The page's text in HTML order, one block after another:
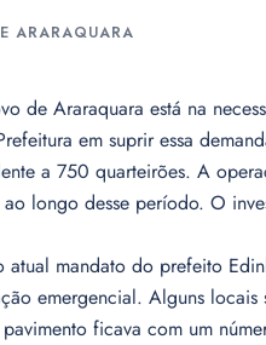
ARARAQUARA
de Araraquara está na
em suprir essa
a 750 quarteirões. A
longo desse período. O
mandato do prefeito
emergencial. Alguns
ficava com um